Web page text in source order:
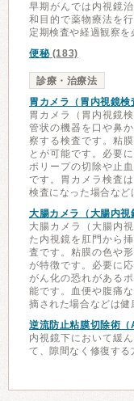
早期がんでは内視鏡
和目的で薬物療法を
定期検査や経過観察を
便秘(183)
診療・治療法
胃カメラ（胃内視鏡検
胃カメラ（胃内視鏡
管状の機器を口や鼻
察する検査です。粘
とが可能です。必要
ポリープの切除や止
です。胃カメラ検査
検査になった場合など
大腸カメラ（大腸内視
大腸カメラ（大腸内
た内視鏡を肛門から
査です。粘膜の色や
が特徴です。必要に
がん化の恐れがある
能です。血便や腹痛
摘された場合などは健
逆流防止粘膜切除術
内視鏡下において緩
て、隙間なく修復する